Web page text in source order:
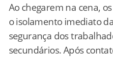
Ao chegarem na cena,
o isolamento imediato
segurança dos
secundários. Após